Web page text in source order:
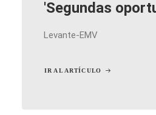
'Segundas
Levante-EMV
IR AL ARTÍCULO